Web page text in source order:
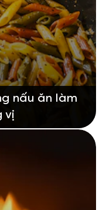
nấu ăn làm
vị